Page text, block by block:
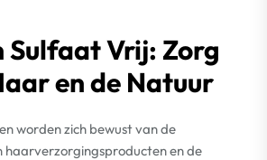
Sulfaat Vrij: Zorg
en de Natuur
worden zich bewust van de
haarverzorgingsproducten en de